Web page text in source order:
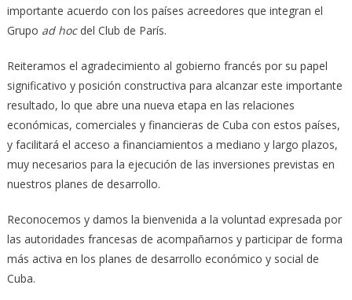
importante acuerdo con los países acreedores que integran el
Grupo ad hocdel Club de París.
Reiteramos el agradecimiento al gobierno francés por su papel
significativo y posición constructiva para alcanzar este importante
resultado, lo que abre una nueva etapa en las relaciones
económicas, comerciales y financieras de Cuba con estos países,
y facilitará el acceso a financiamientos a mediano y largo plazos,
muy necesarios para la ejecución de las inversiones previstas en
nuestros planes de desarrollo.
Reconocemos y damos la bienvenida a la voluntad expresada por
las autoridades francesas de acompañarnos y participar de forma
más activa en los planes de desarrollo económico y social de
Cuba.